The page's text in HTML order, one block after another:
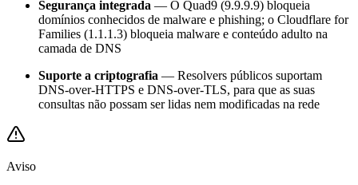
Segurança integrada — O Quad9 (9.9.9.9) bloqueia
domínios conhecidos de malware e phishing; o Cloudflare for
Families (1.1.1.3) bloqueia malware e conteúdo adulto na
camada de DNS
Suporte a criptografia — Resolvers públicos suportam
DNS-over-HTTPS e DNS-over-TLS, para que as suas
consultas não possam ser lidas nem modificadas na rede
Aviso